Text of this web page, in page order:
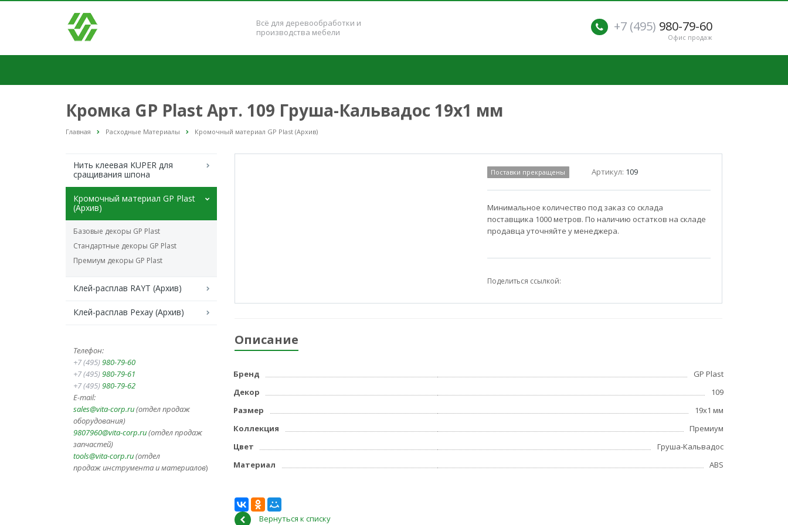
Всё для деревообработки и
производства мебели
+7 (495) 980-79-60
Офис продаж
Кромка GP Plast Арт. 109 Груша-Кальвадос 19x1 мм
Главная Расходные Материалы Кромочный материал GP Plast (Архив)
Нить клеевая KUPER для
сращивания шпона
Кромочный материал GP Plast
(Архив)
Базовые декоры GP Plast
Стандартные декоры GP Plast
Премиум декоры GP Plast
Клей-расплав RAYT (Архив)
Клей-расплав Рехау (Архив)
Телефон:
+7 (495) 980-79-60
+7 (495) 980-79-61
+7 (495) 980-79-62
E-mail:
sales@vita-corp.ru(отдел продаж
оборудования)
9807960@vita-corp.ru(отдел продаж
запчастей)
tools@vita-corp.ru(отдел
продаж инструмента иматериалов)
Поставки прекращены Артикул: 109
Минимальное количество под заказ со склада
поставщика 1000 метров. По наличию остатков на складе
продавца уточняйте у менеджера.
Поделиться ссылкой:
Описание
Бренд
GP Plast
Декор
109
Размер
19x1 мм
Коллекция
Премиум
Цвет
Груша-Кальвадос
Материал
ABS
Вернуться к списку